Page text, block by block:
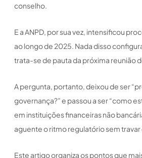
conselho.
E a ANPD, por sua vez, intensificou
ao longo de 2025. Nada disso
trata-se de pauta da próxima reunião
A pergunta, portanto, deixou de ser
governança?” e passou a ser “como
em instituições financeiras não
aguente o ritmo regulatório sem travar
Este artigo organiza os pontos que